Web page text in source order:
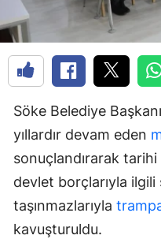
Söke Belediye
yıllardır devam eden
sonuçlandırarak tarihi
devlet borçlarıyla
taşınmazlarıyla
kavuşturuldu.